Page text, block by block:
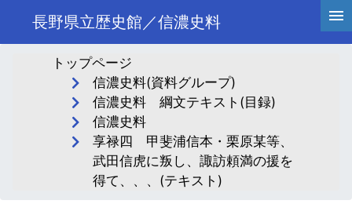
長野県立歴史館／信濃史料
トップページ
信濃史料(資料グループ)
信濃史料 綱文テキスト(目録)
信濃史料
享禄四 甲斐浦信本・栗原某等、
武田信虎に叛し、諏訪頼満の援を
得て、、、(テキスト)